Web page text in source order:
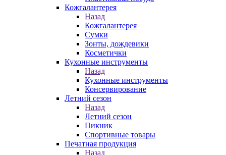
Кожгалантерея
Назад
Кожгалантерея
Сумки
Зонты, дождевики
Косметички
Кухонные инструменты
Назад
Кухонные инструменты
Консервирование
Летний сезон
Назад
Летний сезон
Пикник
Спортивные товары
Печатная продукция
Назад